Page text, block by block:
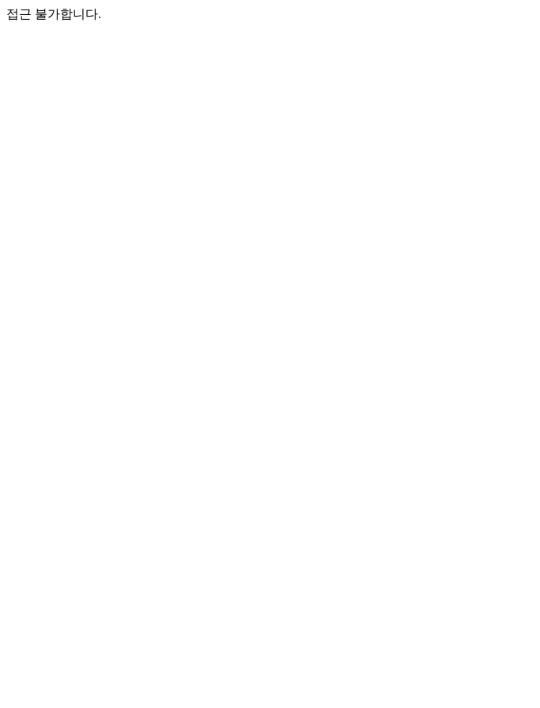
접근 불가합니다.